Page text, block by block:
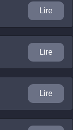
Lire
Lire
Lire